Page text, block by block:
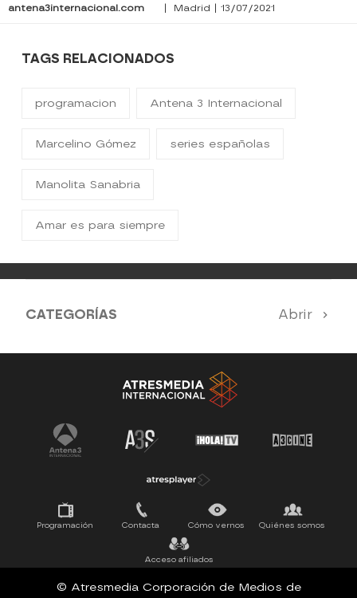
antena3internacional.com | Madrid | 13/07/2021
TAGS RELACIONADOS
programacion Antena 3 Internacional
Marcelino Gómez series españolas
Manolita Sanabria
Amar es para siempre
CATEGORÍAS Abrir
Antena 3 Noticias El Hormiguero
Tu cara me suena Pasapalabra
Programación Contacta Cómo vernos Quiénes somos
Acceso afiliados
© Atresmedia Corporación de Medios de